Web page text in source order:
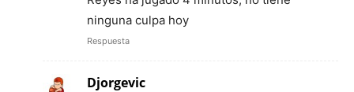
ninguna culpa hoy
Respuesta
Djorgevic